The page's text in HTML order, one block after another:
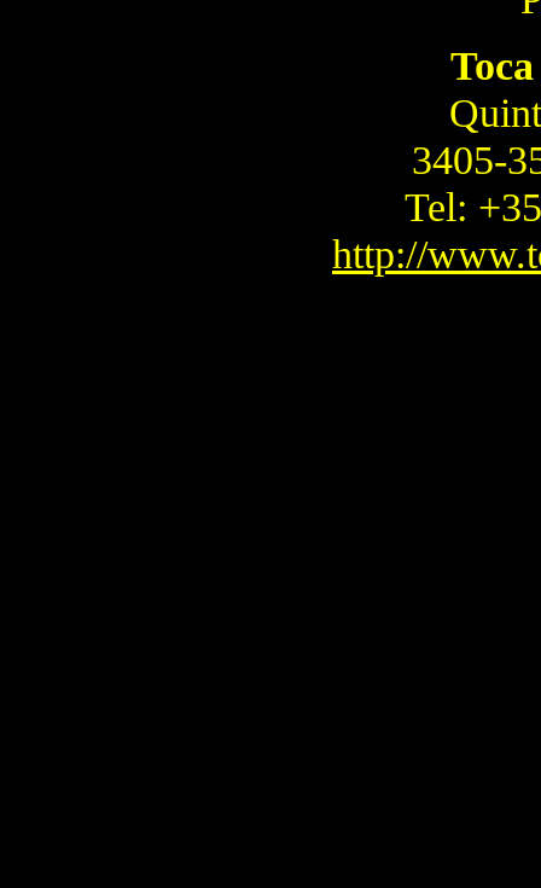
3405-
Tel:
http://